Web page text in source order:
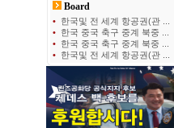
Board
• 한국및 전 세계 항공권(관 ...
• 한국 중국 축구 중계 북중 ...
• 한국 중국 축구 중계 북중 ...
• 한국및 전 세계 항공권(관 ...